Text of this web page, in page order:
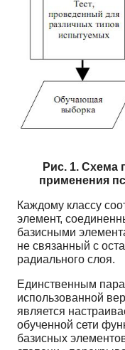
Рис. 1. Схема
применения
Каждому классу
элемент,
базисными
не связанный с
радиального слоя.
Единственным
использованной
является
обученной сети
базисных